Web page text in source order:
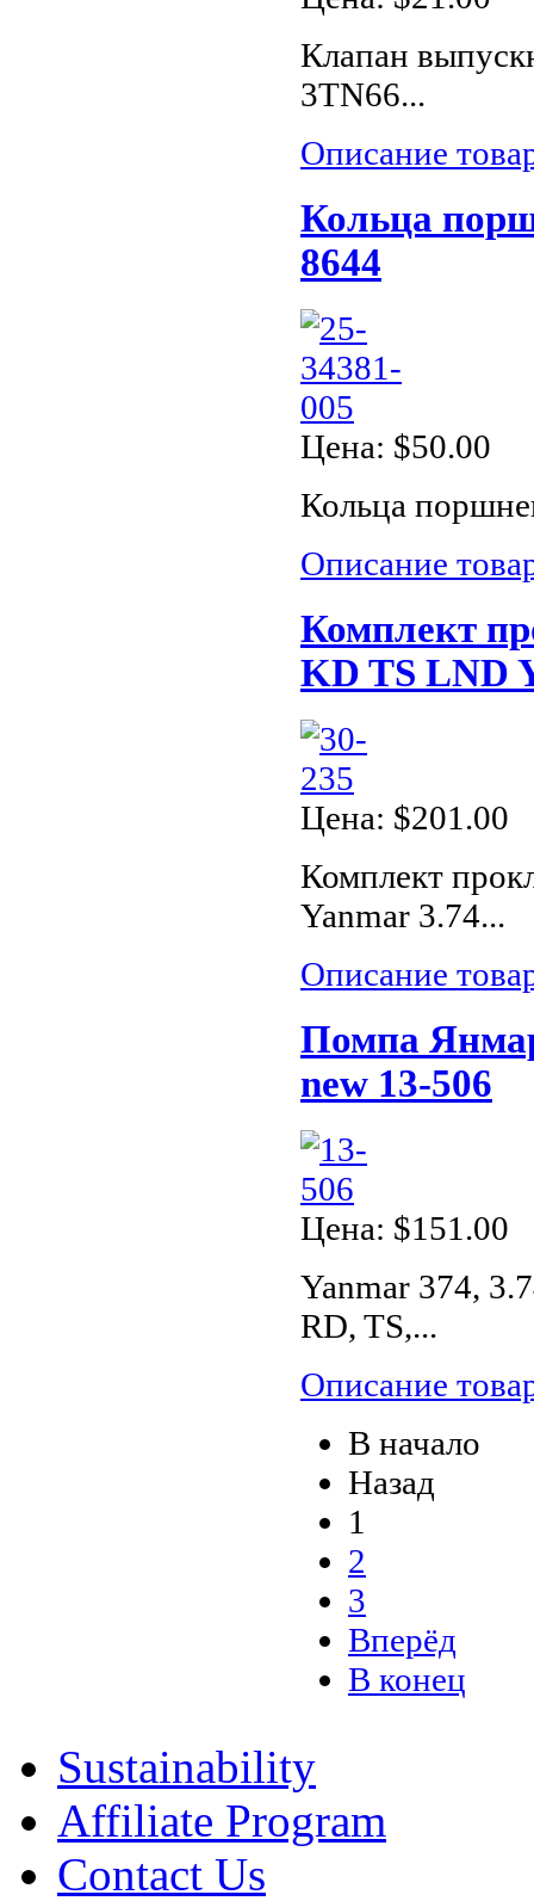
Клапан
3TN66...
Описание
Кольца
8644
Цена: $50.00
Кольца
Описание
Комплект
KD TS LND
Цена: $201.00
Комплект
Yanmar 3.74...
Описание
Помпа
new 13-506
Цена: $151.00
Yanmar 374,
RD, TS,...
Описание
В начало
Назад
1
2
3
Вперёд
В конец
Sustainability
Affiliate Program
Contact Us